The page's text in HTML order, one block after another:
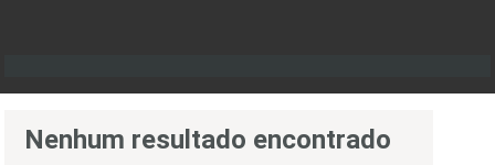
Nenhum resultado encontrado